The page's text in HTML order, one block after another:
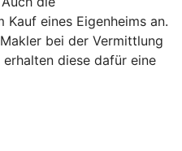
eines Eigenheims an.
bei der Vermittlung
diese dafür eine